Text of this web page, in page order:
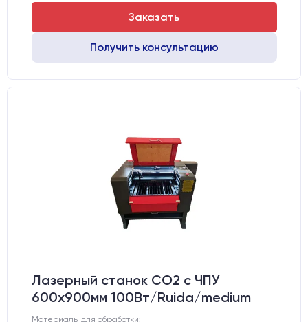
Заказать
Получить консультацию
Лазерный станок CO2 c ЧПУ
600х900мм 100Вт/Ruida/medium
Материалы для обработки: